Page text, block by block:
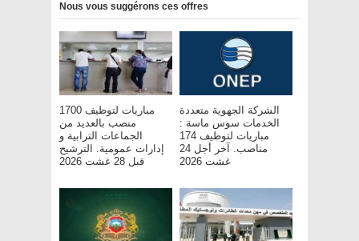
Nous vous suggérons ces offres
مباريات لتوظيف 1700
منصب بالعديد من
الجماعات الترابية و
إدارات عمومية. الترشيح
قبل 28 غشت 2026
الشركة الجهوية متعددة
الخدمات سوس ماسة :
مباريات لتوظيف 174
مناصب. آخر أجل 24
غشت 2026